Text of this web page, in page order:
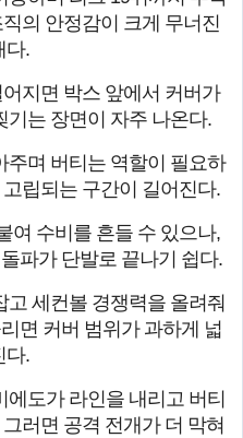
의 안정감이 크게 무너진
다.
지면 박스 앞에서 커버가
기는 장면이 자주 나온다.
주며 버티는 역할이 필요하
립되는 구간이 길어진다.
여 수비를 흔들 수 있으나,
파가 단발로 끝나기 쉽다.
세컨볼 경쟁력을 올려줘
면 커버 범위가 과하게 넓
다.
도가 라인을 내리고 버티
러면 공격 전개가 더 막혀